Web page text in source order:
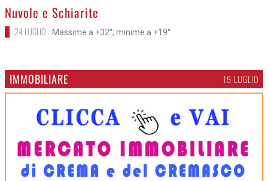
>
Nuvole e Schiarite
24 LUGLIO Massime a +32°; minime a +19°
IMMOBILIARE 19 LUGLIO